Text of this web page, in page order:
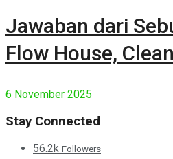
Jawaban dari
Flow House,
6 November 2025
Stay Connected
56.2k Followers